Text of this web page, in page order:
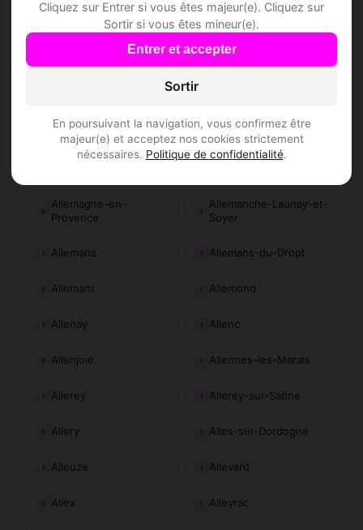
Cliquez sur Entrer si vous êtes majeur(e). Cliquez sur
Sortir si vous êtes mineur(e).
Entrer et accepter
Sortir
En poursuivant la navigation, vous confirmez être
majeur(e) et acceptez nos cookies strictement
nécessaires. Politique de confidentialité.
Allan Allanche
Allarmont
Allas-les-Mines Allassac
Allemagne-en-
Provence
Allemanche-Launay-et-
Soyer
Allemans Allemans-du-Dropt
Allemant Allemond
Allenay Allenc
Allenjoie Allennes-les-Marais
Allerey Allerey-sur-Saône
Allery Alles-sur-Dordogne
Alleuze Allevard
Allex Alleyrac